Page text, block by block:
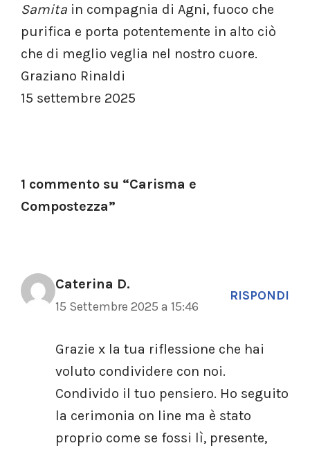
Samita in compagnia di Agni, fuoco che
purifica e porta potentemente in alto ciò
che di meglio veglia nel nostro cuore.
Graziano Rinaldi
15 settembre 2025
1 commento su “Carisma e
Compostezza”
Caterina D.
15 Settembre 2025 a 15:46
RISPONDI
Grazie x la tua riflessione che hai
voluto condividere con noi.
Condivido il tuo pensiero. Ho seguito
la cerimonia on line ma è stato
proprio come se fossi lì, presente,